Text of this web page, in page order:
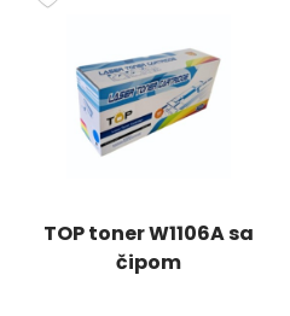
TOP toner W1106A sa
čipom